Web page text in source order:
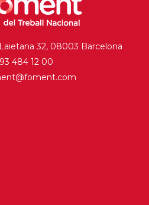
32, 08003 Barcelona
484 12 00